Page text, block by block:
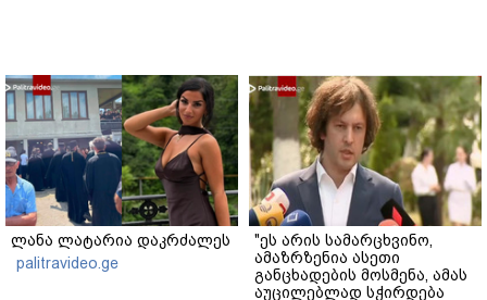
ლანა ლატარია დაკრძალეს
palitravideo.ge
"ეს არის სამარცხვინო,
ამაზრზენია ასეთი
განცხადების მოსმენა, ამას
აუცილებლად სჭირდება